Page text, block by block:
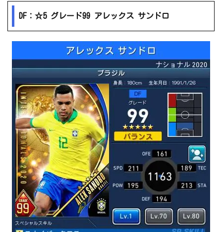
DF：☆5 グレード99 アレックス サンドロ